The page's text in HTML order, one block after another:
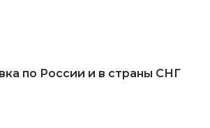
по России и в страны СНГ